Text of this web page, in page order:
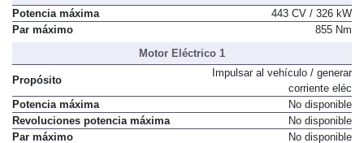
Resumen del sistema de propulsión
Potencia máxima
443 CV / 326 kW
Motor Eléctrico 1
Propósito
Impulsar al vehículo / generar
corriente eléc
Potencia máxima
No disponible
Revoluciones potencia máxima
No disponible